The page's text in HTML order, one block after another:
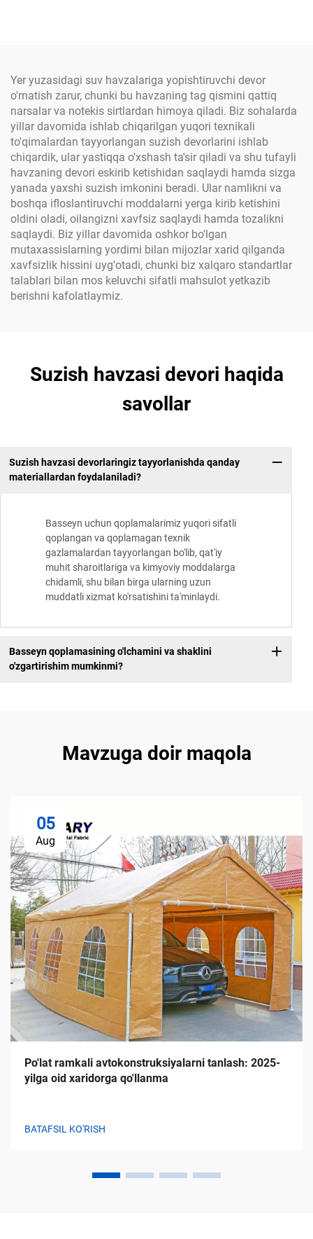
Yer yuzasidagi suv havzalariga yopishtiruvchi devor
o'rnatish zarur, chunki bu havzaning tag qismini qattiq
narsalar va notekis sirtlardan himoya qiladi. Biz sohalarda
yillar davomida ishlab chiqarilgan yuqori texnikali
to'qimalardan tayyorlangan suzish devorlarini ishlab
chiqardik, ular yastiqqa o'xshash ta'sir qiladi va shu tufayli
havzaning devori eskirib ketishidan saqlaydi hamda sizga
yanada yaxshi suzish imkonini beradi. Ular namlikni va
boshqa ifloslantiruvchi moddalarni yerga kirib ketishini
oldini oladi, oilangizni xavfsiz saqlaydi hamda tozalikni
saqlaydi. Biz yillar davomida oshkor bo'lgan
mutaxassislarning yordimi bilan mijozlar xarid qilganda
xavfsizlik hissini uyg'otadi, chunki biz xalqaro standartlar
talablari bilan mos keluvchi sifatli mahsulot yetkazib
berishni kafolatlaymiz.
Suzish havzasi devori haqida
savollar
Suzish havzasi devorlaringiz tayyorlanishda qanday
materiallardan foydalaniladi?
Basseyn uchun qoplamalarimiz yuqori sifatli
qoplangan va qoplamagan texnik
gazlamalardan tayyorlangan bo'lib, qat'iy
muhit sharoitlariga va kimyoviy moddalarga
chidamli, shu bilan birga ularning uzun
muddatli xizmat ko'rsatishini ta'minlaydi.
Basseyn qoplamasining o'lchamini va shaklini
o'zgartirishim mumkinmi?
Mavzuga doir maqola
05
Aug
Po'lat ramkali avtokonstruksiyalarni tanlash: 2025-
yilga oid xaridorga qo'llanma
BATAFSIL KO'RISH